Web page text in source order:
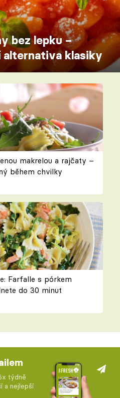
bez lepku –
alternativa klasiky
makrelou a rajčaty –
během chvilky
Farfalle s pórkem
do 30 minut
týdně
a nejlepší